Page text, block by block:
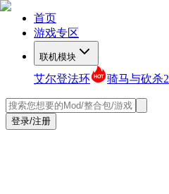
首页
游戏专区
联机模块
艾尔登法环 骑马与砍杀2
登录/注册